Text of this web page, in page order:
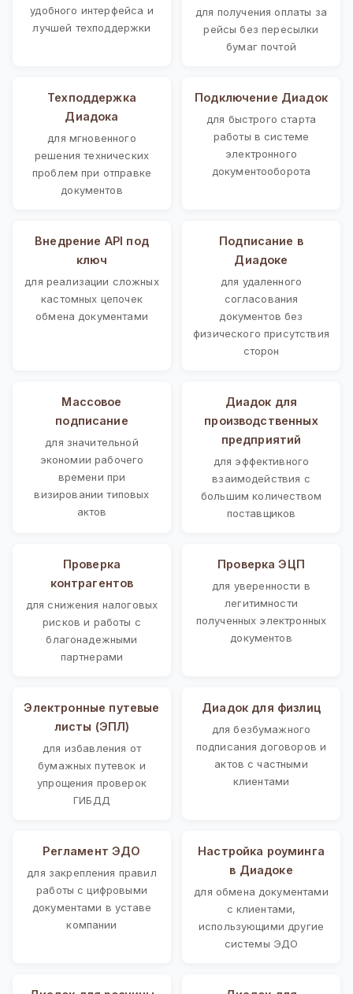
удобного интерфейса и
лучшей техподдержки
для получения оплаты за
рейсы без пересылки
бумаг почтой
Техподдержка
Диадока
для мгновенного
решения технических
проблем при отправке
документов
Подключение Диадок
для быстрого старта
работы в системе
электронного
документооборота
Внедрение API под
ключ
для реализации сложных
кастомных цепочек
обмена документами
Подписание в
Диадоке
для удаленного
согласования
документов без
физического присутствия
сторон
Массовое
подписание
для значительной
экономии рабочего
времени при
визировании типовых
актов
Диадок для
производственных
предприятий
для эффективного
взаимодействия с
большим количеством
поставщиков
Проверка
контрагентов
для снижения налоговых
рисков и работы с
благонадежными
партнерами
Проверка ЭЦП
для уверенности в
легитимности
полученных электронных
документов
Электронные путевые
листы (ЭПЛ)
для избавления от
бумажных путевок и
упрощения проверок
ГИБДД
Диадок для физлиц
для безбумажного
подписания договоров и
актов с частными
клиентами
Регламент ЭДО
для закрепления правил
работы с цифровыми
документами в уставе
компании
Настройка роуминга
в Диадоке
для обмена документами
с клиентами,
использующими другие
системы ЭДО